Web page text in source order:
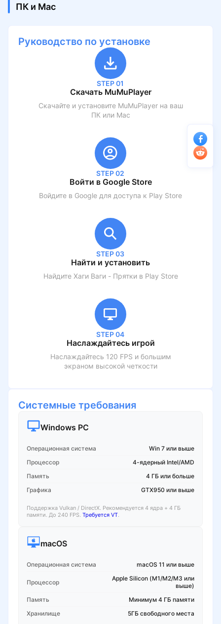
ПК и Mac
Руководство по установке
STEP 01
Скачать MuMuPlayer
Скачайте и установите MuMuPlayer на ваш
ПК или Mac
STEP 02
Войти в Google Store
Войдите в Google для доступа к Play Store
STEP 03
Найти и установить
Найдите Хаги Ваги - Пряткив Play Store
STEP 04
Наслаждайтесь игрой
Наслаждайтесь 120 FPS и большим
экраном высокой четкости
Системные требования
Windows PC
Операционная система
Win 7 или выше
Процессор
4-ядерный Intel/AMD
Память
4 ГБ или больше
Графика
GTX950 или выше
Поддержка Vulkan / DirectX. Рекомендуется 4 ядра + 4 ГБ
памяти. До 240 FPS. Требуется VT.
macOS
Операционная система macOS 11 или выше
Процессор
Apple Silicon (M1/M2/M3 или
выше)
Память
Минимум 4 ГБ памяти
Хранилище
5ГБ свободного места